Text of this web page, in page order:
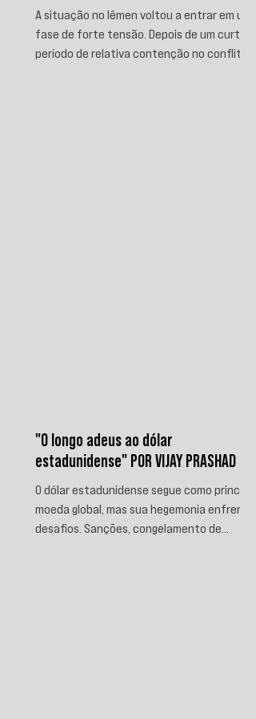
A situação no Iêmen voltou a entrar em uma
fase de forte tensão. Depois de um curto
período de relativa contenção no conflito,
"O longo adeus ao dólar
estadunidense" POR VIJAY PRASHAD
O dólar estadunidense segue como principal
moeda global, mas sua hegemonia enfrenta
desafios. Sanções, congelamento de